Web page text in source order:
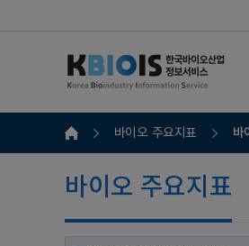
바이오 주요지표 바
바이오 주요지표